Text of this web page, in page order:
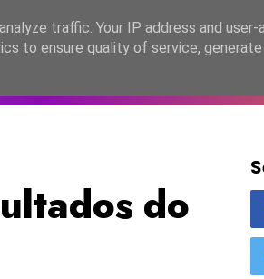
LANÇAMENTOS
do
traffic. Your IP address and user-
to ensure quality of service, generate